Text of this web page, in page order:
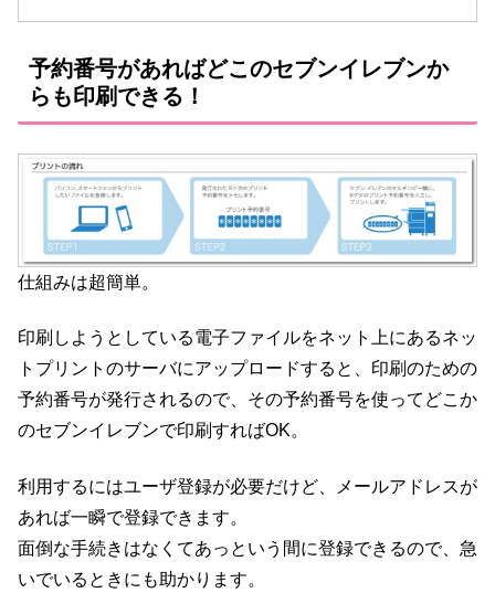
予約番号があればどこのセブンイレブンか
らも印刷できる！
仕組みは超簡単。
印刷しようとしている電子ファイルをネット上にあるネッ
トプリントのサーバにアップロードすると、印刷のための
予約番号が発行されるので、その予約番号を使ってどこか
のセブンイレブンで印刷すればOK。
利用するにはユーザ登録が必要だけど、メールアドレスが
あれば一瞬で登録できます。
面倒な手続きはなくてあっという間に登録できるので、急
いでいるときにも助かります。